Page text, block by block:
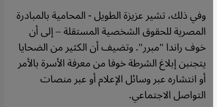
وفي ذلك، تشير عزيزة الطويل - المحامية بالمبادرة
المصرية للحقوق الشخصية المستقلة – إلى أن
خوف راندا "مبرر". وتضيف أن الكثير من الضحايا
يتجنبن إبلاغ الشرطة خوفا من معرفة الأسرة بالأمر
أو انتشاره عبر وسائل الإعلام أو عبر منصات
التواصل الاجتماعي.